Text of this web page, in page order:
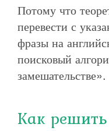
Потому что
перевести с
фразы на
поисковый
замешательстве».
Как